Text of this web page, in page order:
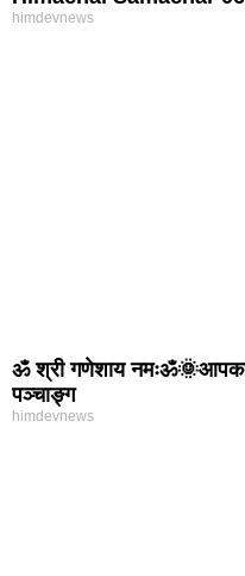
himdevnews
ॐ श्री गणेशाय
पञ्चाङ्ग
himdevnews